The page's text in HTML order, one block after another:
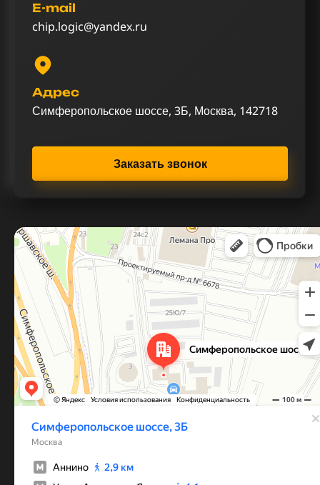
E-mail
chip.logic@yandex.ru
Адрес
Симферопольское шоссе, 3Б, Москва, 142718
Заказать звонок